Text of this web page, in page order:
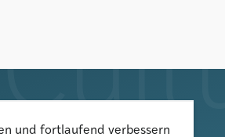
über
und fortlaufend verbessern